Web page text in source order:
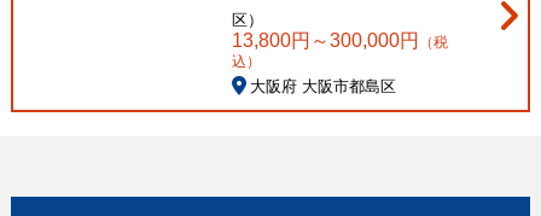
区）
13,800円～300,000円
（税
込）
大阪府 大阪市都島区